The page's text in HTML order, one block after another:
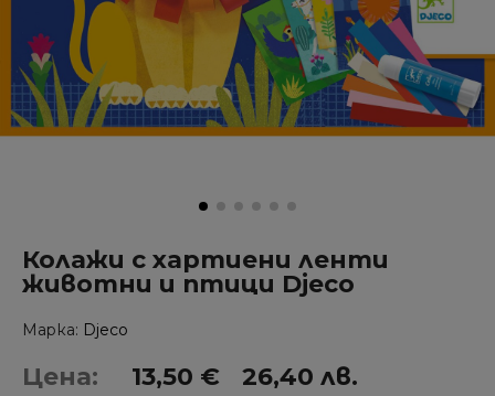
Колажи с хартиени ленти
животни и птици Djeco
Марка Djeco
Цена: 13,50 € 26,40 лв.